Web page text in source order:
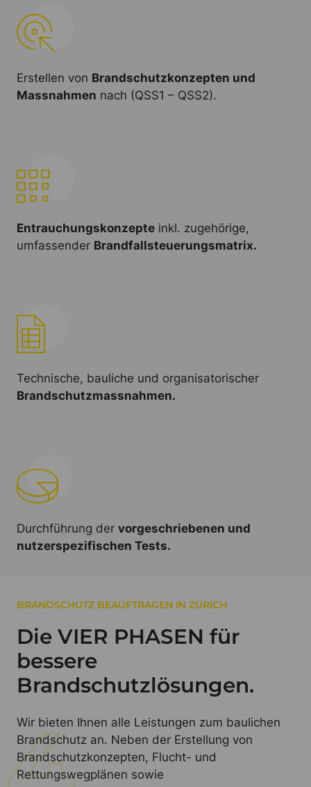
Erstellen von Brandschutzkonzepten und
Massnahmen nach (QSS1 – QSS2).
Entrauchungskonzepte inkl. zugehörige,
umfassender Brandfallsteuerungsmatrix.
Technische, bauliche und organisatorischer
Brandschutzmassnahmen.
Durchführung der vorgeschriebenen und
nutzerspezifischen Tests.
BRANDSCHUTZ BEAUFTRAGEN IN ZÜRICH
Die VIER PHASEN für
bessere
Brandschutzlösungen.
Wir bieten Ihnen alle Leistungen zum baulichen
Brandschutz an. Neben der Erstellung von
Brandschutzkonzepten, Flucht- und
Rettungswegplänen sowie